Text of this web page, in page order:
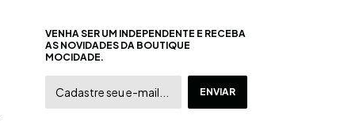
VENHA SER UM INDEPENDENTE E RECEBA
AS NOVIDADES DA BOUTIQUE
MOCIDADE.